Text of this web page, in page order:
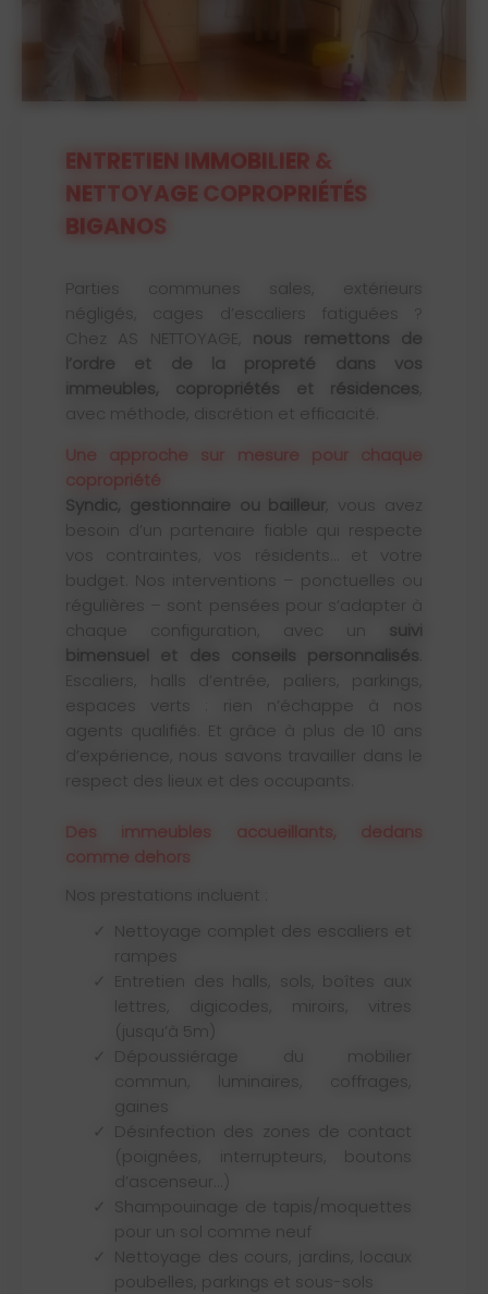
ENTRETIEN IMMOBILIER &
NETTOYAGE COPROPRIÉTÉS
BIGANOS
Parties communes sales, extérieurs
négligés, cages d’escaliers fatiguées ?
Chez AS NETTOYAGE, nous remettons de
l’ordre et de la propreté dans vos
immeubles, copropriétés et résidences
avec méthode, discrétion et efficacité.
Une approche sur mesure pour chaque
copropriété
Syndic, gestionnaire ou bailleur, vous avez
besoin d’un partenaire fiable qui respecte
vos contraintes, vos résidents… et votre
budget. Nos interventions – ponctuelles ou
régulières – sont pensées pour s’adapter à
chaque configuration, avec un suivi
bimensuel et des conseils personnalisés
Escaliers, halls d’entrée, paliers, parkings,
espaces verts : rien n’échappe à nos
agents qualifiés. Et grâce à plus de 10 ans
d’expérience, nous savons travailler dans le
respect des lieux et des occupants.
Des immeubles accueillants, dedans
comme dehors
Nos prestations incluent :
Nettoyage complet des escaliers et
rampes
Entretien des halls, sols, boîtes aux
lettres, digicodes, miroirs, vitres
(jusqu’à 5m)
Dépoussiérage du mobilier
commun, luminaires, coffrages,
gaines
Désinfection des zones de contact
(poignées, interrupteurs, boutons
d’ascenseur...)
Shampouinage de tapis/moquettes
pour un sol comme neuf
Nettoyage des cours, jardins, locaux
poubelles, parkings et sous-sols